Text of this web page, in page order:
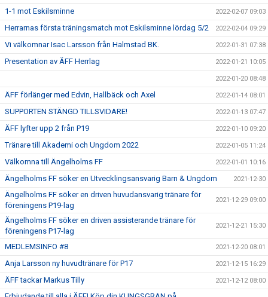
1-1 mot Eskilsminne 2022-02-07 09:03
Herrarnas första träningsmatch mot Eskilsminne lördag 5/2 2022-02-04 09:29
Vi välkomnar Isac Larsson från Halmstad BK. 2022-01-31 07:38
Presentation av ÄFF Herrlag 2022-01-21 10:05
2022-01-20 08:48
ÄFF förlänger med Edvin, Hallbäck och Axel 2022-01-14 08:01
SUPPORTEN STÄNGD TILLSVIDARE! 2022-01-13 07:47
ÄFF lyfter upp 2 från P19 2022-01-10 09:20
Tränare till Akademi och Ungdom 2022 2022-01-05 11:24
Välkomna till Ängelholms FF 2022-01-01 10:16
Ängelholms FF söker en Utvecklingsansvarig Barn & Ungdom 2021-12-30
Ängelholms FF söker en driven huvudansvarig tränare för
föreningens P19-lag
2021-12-29 09:00
Ängelholms FF söker en driven assisterande tränare för
föreningens P17-lag
2021-12-21 15:30
MEDLEMSINFO #8 2021-12-20 08:01
Anja Larsson ny huvudtränare för P17 2021-12-15 16:29
ÄFF tackar Markus Tilly 2021-12-12 08:00